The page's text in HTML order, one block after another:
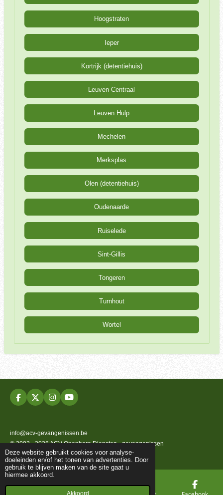
Deze website gebruikt cookies voor analyse-
doeleinden en/of het tonen van advertenties. Door
gebruik te blijven maken van de site gaat u
hiermee akkoord.
Akkoord
Hoogstraten
Ieper
Kortrijk (detentiehuis)
Leuven Centraal
Leuven Hulp
Mechelen
Merksplas
Olen (detentiehuis)
Oudenaarde
Ruiselede
Sint-Gillis
Tongeren
Turnhout
Wortel
F
a
b
o
o
k
X
I
n
a
g
r
a
m
Y
o
u
b
e
info@acv-gevangenissen.be
© 2002 - 2026 ACV Openbare Diensten - gevangenissen
Powered byJouwWeb